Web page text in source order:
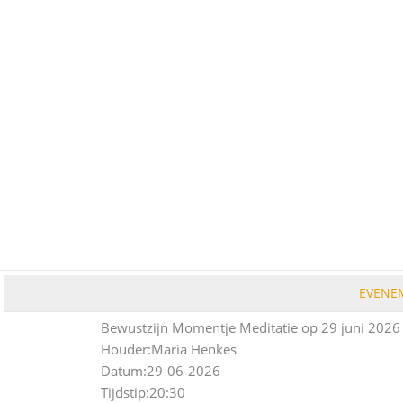
Bewustzijn Momentje Meditatie op 29 juni 2026
Houder:Maria Henkes
Datum:29-06-2026
Tijdstip:20:30